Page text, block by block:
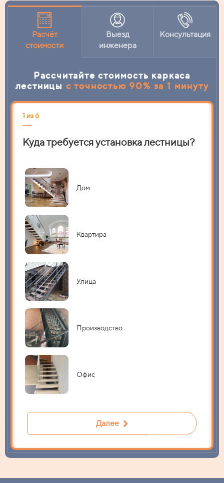
Расчёт
стоимости
Выезд
инженера
Консультация
Рассчитайте стоимость каркаса
лестницы с точностью 90% за 1 минуту
1 из 6
Куда требуется установка лестницы?
Дом
Квартира
Улица
Производство
Офис
Далее